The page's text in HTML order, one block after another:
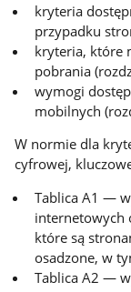
kryteria
przypadku
kryteria, które
pobrania
wymogi
mobilnych
W normie dla
cyfrowej,
Tablica A1 —
internetowych
które są
osadzone, w
Tablica A2 —